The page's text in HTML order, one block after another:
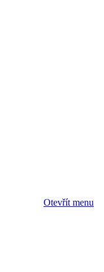
Otevřít menu